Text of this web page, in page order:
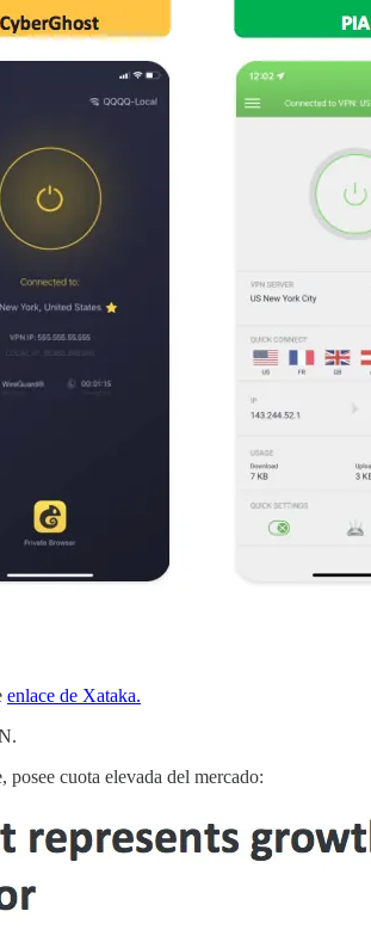
enlace de Xataka.
cuota elevada del mercado: